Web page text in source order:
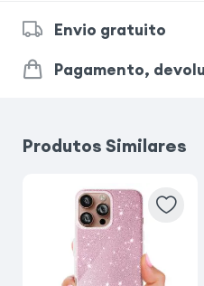
Envio gratuito
Pagamento,
Produtos Similares